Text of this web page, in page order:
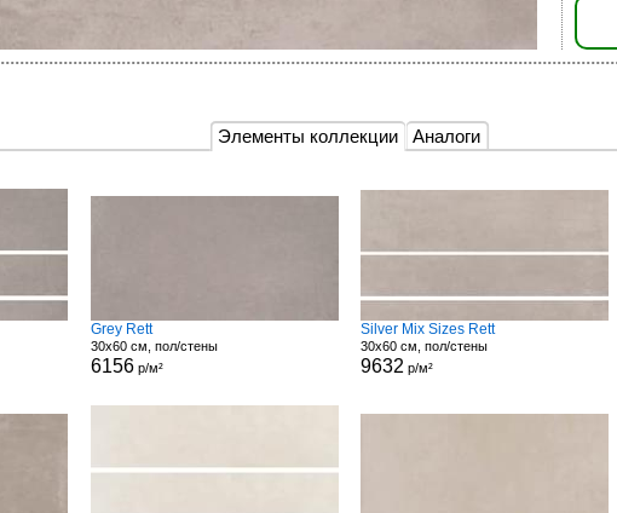
Элементы коллекции Аналоги
Grey Rett
30x60 см, пол/стены
6156р/м²
Silver Mix Sizes Rett
30x60 см, пол/стены
9632 р/м²